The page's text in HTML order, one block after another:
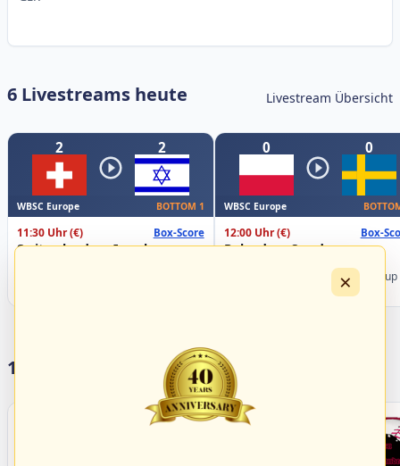
6 Livestreams heute Livestream Übersicht
2 2
WBSC Europe BOTTOM 1
11:30 Uhr(€) Box-Score
Switzerland vs. Israel
0 0
WBSC Europe
12:00 Uhr(€) Box-
Poland vs. Sweden
Championship B Pool 2026 - Group
17 Vereine im S/HBV
×